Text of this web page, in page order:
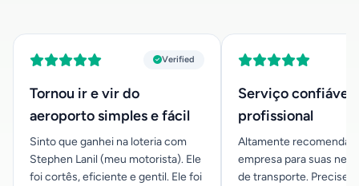
Verified
Tornou ir e vir do
aeroporto simples e fácil
Sinto que ganhei na loteria com
Stephen Lanil (meu motorista). Ele
foi cortês, eficiente e gentil. Ele foi
Serviço confiável
profissional
Altamente
empresa para suas
de transporte. Precisei